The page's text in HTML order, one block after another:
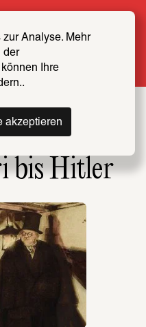
Analyse. Mehr
der
Ihre
akzeptieren
werden
bis Hitler